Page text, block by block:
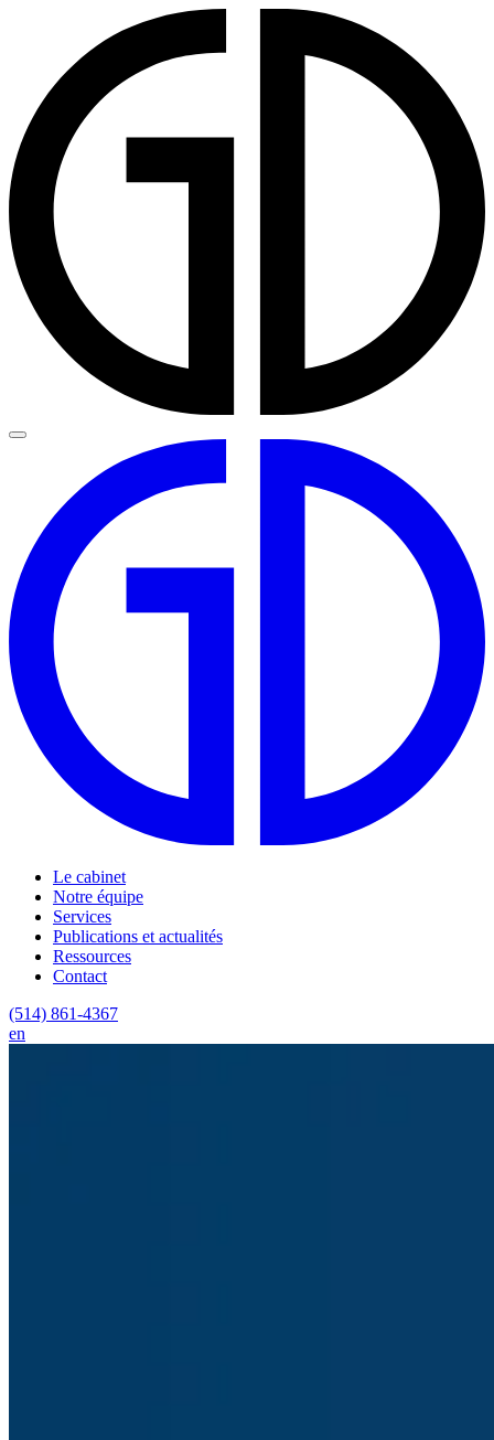
Le cabinet
Notre équipe
Services
Publications et actualités
Ressources
Contact
(514) 861-4367
en